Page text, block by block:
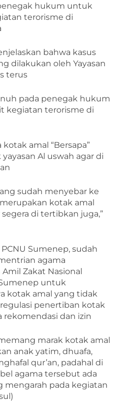
hukum untuk
terorisme di
bahwa kasus
dilakukan oleh Yayasan
terus
pada penegak hukum
kegiatan terorisme di
amal “Bersapa”
Al uswah agar di
sudah menyebar ke
kotak amal
di tertibkan juga,”
Sumenep, sudah
agama
Zakat Nasional
untuk
kotak amal yang tidak
penertiban kotak
rekomendasi dan izin
marak kotak amal
anak yatim, dhuafa,
qur’an, padahal di
agama tersebut ada
mengarah pada kegiatan